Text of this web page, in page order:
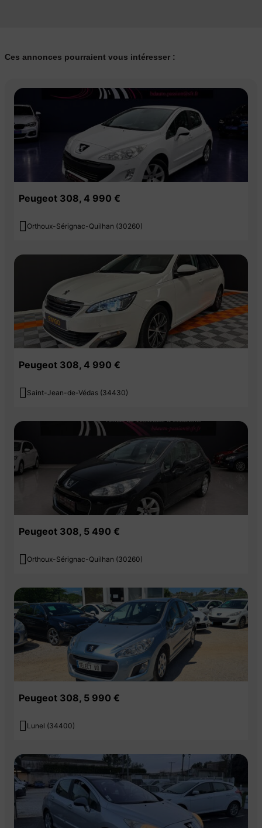
Ces annonces pourraient vous intéresser :
Peugeot 308, 4 990 €
 Orthoux-Sérignac-Quilhan (30260)
Peugeot 308, 4 990 €
 Saint-Jean-de-Védas (34430)
Peugeot 308, 5 490 €
 Orthoux-Sérignac-Quilhan (30260)
Peugeot 308, 5 990 €
 Lunel (34400)